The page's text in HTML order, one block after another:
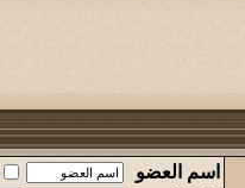
اسم العضو